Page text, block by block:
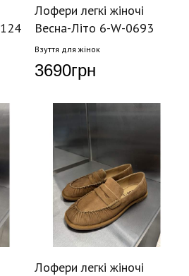
Лофери легкі жіночі
Весна-Літо 6-W-0693
Взуття для жінок
3690грн
Лофери легкі жіночі